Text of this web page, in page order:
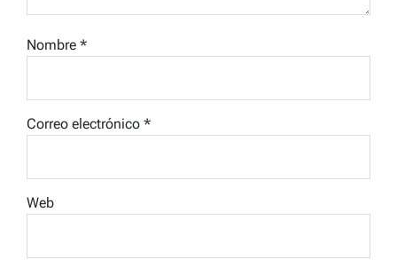
Nombre *
Correo electrónico *
Web